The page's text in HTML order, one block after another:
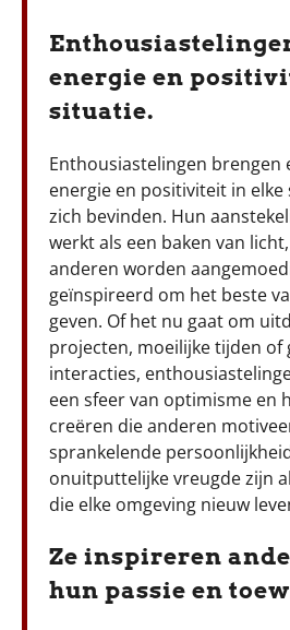
energie en
situatie.
Enthousiastelingen brengen
energie en positiviteit in
zich bevinden. Hun
werkt als een baken van
anderen worden
geïnspireerd om het beste
geven. Of het nu gaat om
projecten, moeilijke tijden of
interacties,
een sfeer van optimisme en
creëren die anderen
sprankelende
onuitputtelijke vreugde zijn
die elke omgeving nieuw
Ze inspireren
hun passie en